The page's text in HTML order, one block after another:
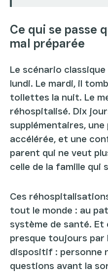
Ce qui se passe
mal préparée
Le scénario
lundi. Le mardi, il
toilettes la nuit. Le
réhospitalisé. Dix
supplémentaires,
accélérée, et une
parent qui ne veut
celle de la famille qui
Ces
tout le monde : au
système de santé. Et
presque toujours par
dispositif : personne
questions avant la